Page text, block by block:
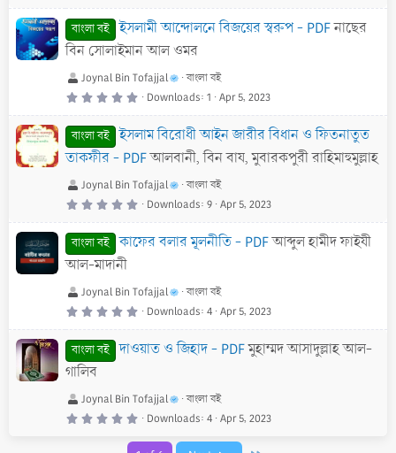
0
s
t
a
r
s
)
বাংলা বই ইসলামী আন্দোলনে বিজয়ের স্বরুপ - PDFনাছের
বিন সোলাইমান আল ওমর
Joynal Bin Tofajjal বাংলা বই
0
0
s
t
a
r
s
)
Downloads 1 Apr 5, 2023
বাংলা বই
ইসলাম বিরোধী আইন জারীর বিধান ও ফিতনাতুত
তাকফীর - PDFআলবানী, বিন বায, মুবারকপুরী রাহিমাহুমুল্লাহ
Joynal Bin Tofajjal বাংলা বই
0
0
s
s
)
Downloads 9 Apr 5, 2023
বাংলা বই কাফের বলার মূলনীতি - PDFআব্দুল হামীদ ফাইযী
আল-মাদানী
Joynal Bin Tofajjal বাংলা বই
0
0
s
s
)
Downloads 4 Apr 5, 2023
বাংলা বই দাওয়াত ও জিহাদ - PDFমুহাম্মদ আসাদুল্লাহ আল-
গালিব
Joynal Bin Tofajjal বাংলা বই
0
0
Downloads 4 Apr 5, 2023